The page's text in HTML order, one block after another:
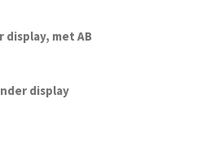
display, met AB
display